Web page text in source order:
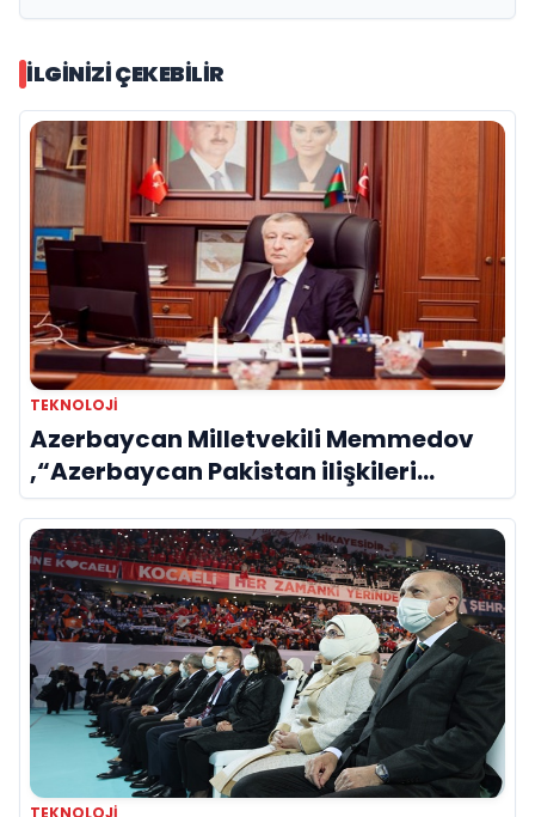
İLGINIZI ÇEKEBILIR
TEKNOLOJİ
Azerbaycan Milletvekili Memmedov
,“Azerbaycan Pakistan ilişkileri
samimi ve sağlam temellere
dayanmaktadır”
TEKNOLOJİ